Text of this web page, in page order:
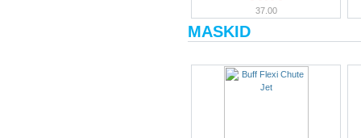
37.00
MASKID